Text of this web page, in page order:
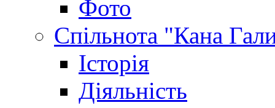
Фото
Спільнота "Кана
Історія
Діяльність